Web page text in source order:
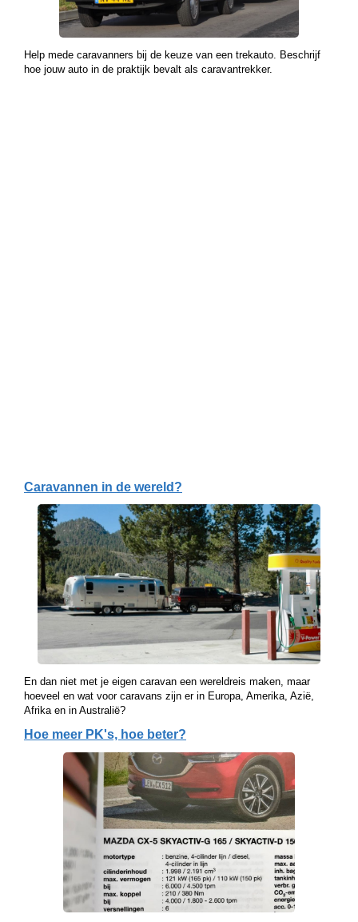
Help mede caravanners bij de keuze van een trekauto. Beschrijf
hoe jouw auto in de praktijk bevalt als caravantrekker.
Caravannen in de wereld?
En dan niet met je eigen caravan een wereldreis maken, maar
hoeveel en wat voor caravans zijn er in Europa, Amerika, Azië,
Afrika en in Australië?
Hoe meer PK's, hoe beter?